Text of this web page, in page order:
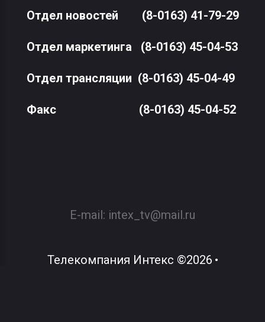
Отдел новостей (8-0163) 41-79-29
Отдел маркетинга (8-0163) 45-04-53
Отдел трансляции (8-0163) 45-04-49
Факс(8-0163) 45-04-52
E-mail: intex_tv@mail.ru
Телекомпания Интекс ©2026